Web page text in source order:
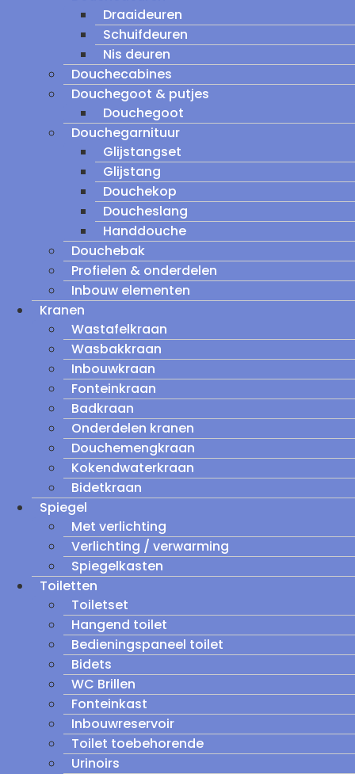
Draaideuren
Schuifdeuren
Nis deuren
Douchecabines
Douchegoot & putjes
Douchegoot
Douchegarnituur
Glijstangset
Glijstang
Douchekop
Doucheslang
Handdouche
Douchebak
Profielen & onderdelen
Inbouw elementen
Kranen
Wastafelkraan
Wasbakkraan
Inbouwkraan
Fonteinkraan
Badkraan
Onderdelen kranen
Douchemengkraan
Kokendwaterkraan
Bidetkraan
Spiegel
Met verlichting
Verlichting / verwarming
Spiegelkasten
Toiletten
Toiletset
Hangend toilet
Bedieningspaneel toilet
Bidets
WC Brillen
Fonteinkast
Inbouwreservoir
Toilet toebehorende
Urinoirs